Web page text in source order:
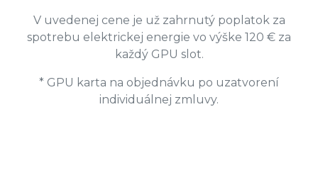
V uvedenej cene je už zahrnutý poplatok za
spotrebu elektrickej energie vo výške 120 € za
každý GPU slot.
* GPU karta na objednávku po uzatvorení
individuálnej zmluvy.